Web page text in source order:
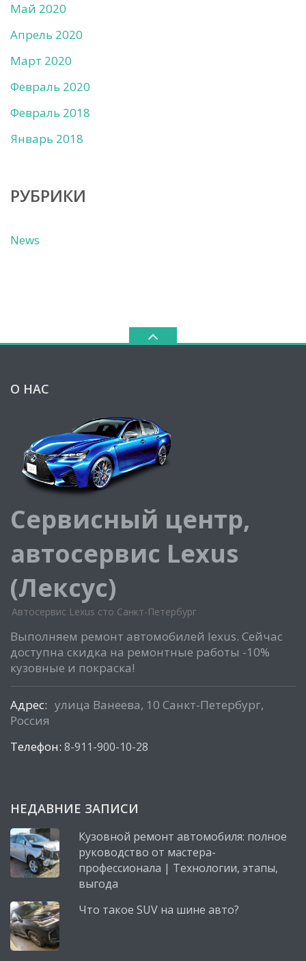
Май 2020
Апрель 2020
Март 2020
Февраль 2020
Февраль 2018
Январь 2018
РУБРИКИ
News
О НАС
Сервисный центр,
автосервис Lexus
(Лексус)
Автосервис Lexus сто Санкт-Петербург
Выполняем ремонт автомобилей lexus. Сейчас
доступна скидка на ремонтные работы -10%
кузовные и покраска!
Адрес: улица Ванеева, 10 Санкт-Петербург,
Россия
Телефон: 8-911-900-10-28
НЕДАВНИЕ ЗАПИСИ
Кузовной ремонт автомобиля: полное
руководство от мастера-
профессионала | Технологии, этапы,
выгода
Что такое SUV на шине авто?